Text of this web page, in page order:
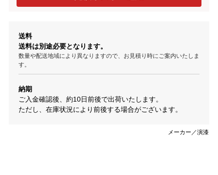
メーカー／演漆
送料
送料は別途必要となります。
数量や配送地域により異なりますので、お見積り時にご案内いたしま
す。
納期
ご入金確認後、約10日前後で出荷いたします。
ただし、在庫状況により前後する場合がございます。